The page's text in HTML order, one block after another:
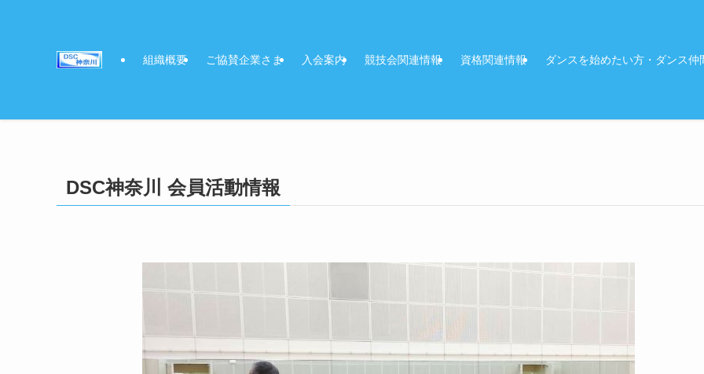
組織概要 ご協賛企業さま 入会案内 競技会関連情報 資格関連情報 ダンスを始めたい方・ダンス仲
DSC神奈川 会員活動情報